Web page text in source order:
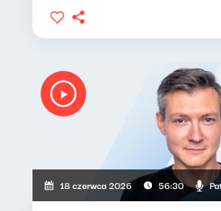
18 czerwca 2026 56:30